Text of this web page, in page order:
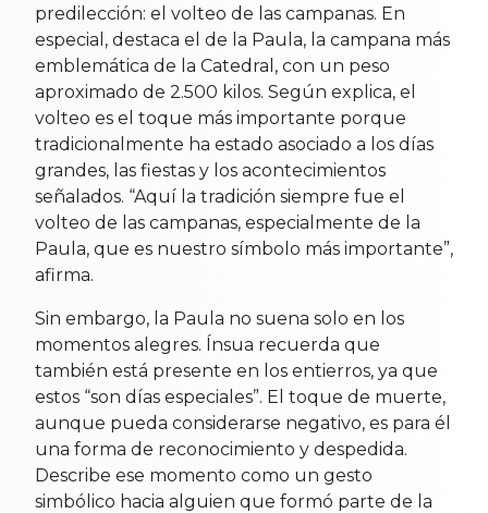
predilección: el volteo de las campanas. En
especial, destaca el de la Paula, la campana más
emblemática de la Catedral, con un peso
aproximado de 2.500 kilos. Según explica, el
volteo es el toque más importante porque
tradicionalmente ha estado asociado a los días
grandes, las fiestas y los acontecimientos
señalados. “Aquí la tradición siempre fue el
volteo de las campanas, especialmente de la
Paula, que es nuestro símbolo más importante”,
afirma.
Sin embargo, la Paula no suena solo en los
momentos alegres. Ínsua recuerda que
también está presente en los entierros, ya que
estos “son días especiales”. El toque de muerte,
aunque pueda considerarse negativo, es para él
una forma de reconocimiento y despedida.
Describe ese momento como un gesto
simbólico hacia alguien que formó parte de la